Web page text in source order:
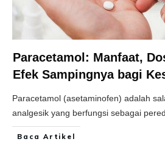
Paracetamol: Manfaat,
Efek Sampingnya bagi
Paracetamol (asetaminofen) adalah
analgesik yang berfungsi sebagai
Baca Artikel